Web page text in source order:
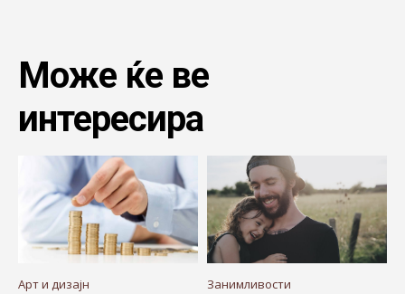
Може ќе ве
интересира
Арт и дизајн Занимливости